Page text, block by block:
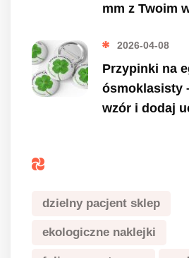
mm z Twoim
2026-04-08
Przypinki na
ósmoklasisty
wzór i dodaj
dzielny pacjent sklep
ekologiczne naklejki